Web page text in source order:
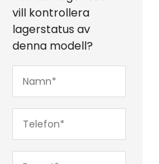
vill kontrollera
lagerstatus av
denna modell?